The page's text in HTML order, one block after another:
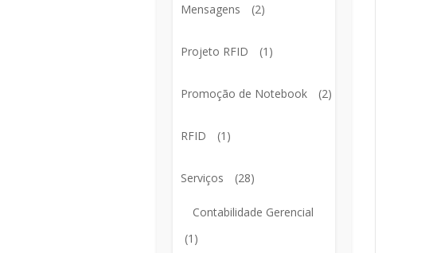
Mensagens (2)
Projeto RFID (1)
Promoção de Notebook (2)
RFID (1)
Serviços (28)
Contabilidade Gerencial
(1)